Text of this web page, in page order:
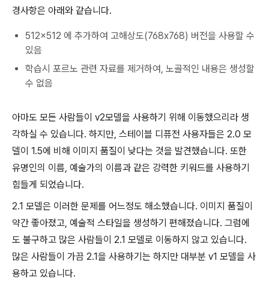
경사항은 아래와 같습니다.
512x512 에 추가하여 고해상도(768x768) 버전을 사용할 수
있음
학습시 포르노 관련 자료를 제거하여, 노골적인 내용은 생성할
수 없음
아마도 모든 사람들이 v2모델을 사용하기 위해 이동했으리라 생
각하실 수 있습니다. 하지만, 스테이블 디퓨전 사용자들은 2.0 모
델이 1.5에 비해 이미지 품질이 낮다는 것을 발견했습니다. 또한
유명인의 이름, 예술가의 이름과 같은 강력한 키워드를 사용하기
힘들게 되었습니다.
2.1 모델은 이러한 문제를 어느정도 해소했습니다. 이미지 품질이
약간 좋아졌고, 예술적 스타일을 생성하기 편해졌습니다. 그럼에
도 불구하고 많은 사람들이 2.1 모델로 이동하지 않고 있습니다.
많은 사람들이 가끔 2.1을 사용하기는 하지만 대부분 v1 모델을 사
용하고 있습니다.